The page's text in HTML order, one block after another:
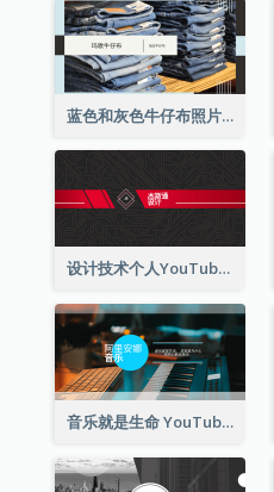
蓝色和灰色牛仔布照片时尚展望YouTube频道图片
设计技术个人YouTube频道图片
音乐就是生命 YouTube 频道图片